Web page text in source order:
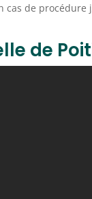
cas de procédure
de